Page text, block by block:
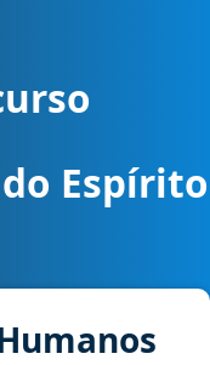
Abastecimento do
Espírito